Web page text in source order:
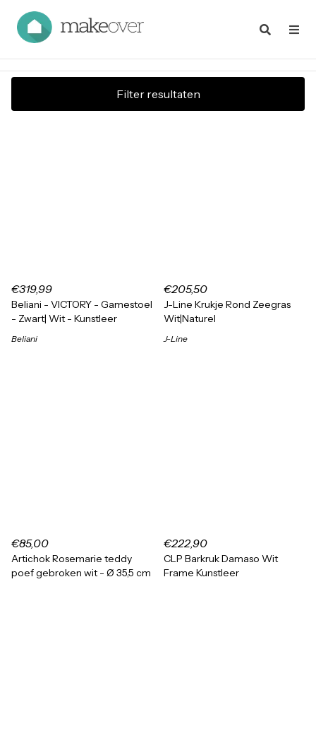
Filter resultaten
€319,99
Beliani - VICTORY - Gamestoel
- Zwart| Wit - Kunstleer
Beliani
€205,50
J-Line Krukje Rond Zeegras
Wit|Naturel
J-Line
€85,00
Artichok Rosemarie teddy
poef gebroken wit - Ø 35,5 cm
€222,90
CLP Barkruk Damaso Wit
Frame Kunstleer